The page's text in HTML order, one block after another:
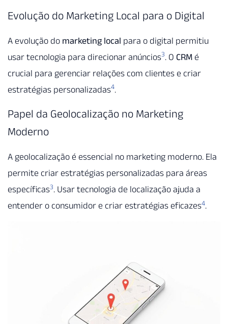
Evolução do Marketing Local para o Digital
A evolução do marketing local para o digital permitiu
usar tecnologia para direcionar anúncios3. O CRM é
crucial para gerenciar relações com clientes e criar
estratégias personalizadas4.
Papel da Geolocalização no Marketing
Moderno
A geolocalização é essencial no marketing moderno. Ela
permite criar estratégias personalizadas para áreas
específicas3. Usar tecnologia de localização ajuda a
entender o consumidor e criar estratégias eficazes4.